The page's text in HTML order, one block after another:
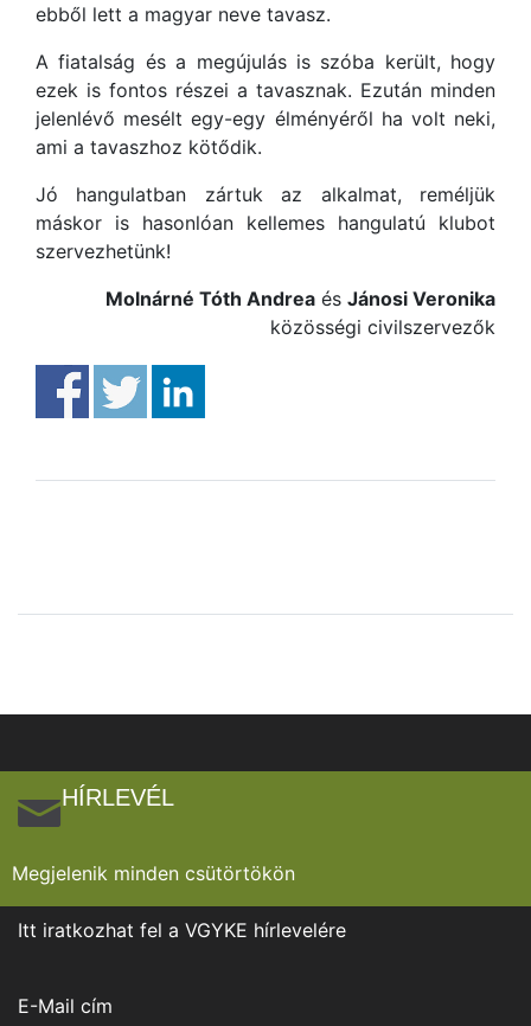
ebből lett a magyar neve tavasz.
A fiatalság és a megújulás is szóba került, hogy
ezek is fontos részei a tavasznak. Ezután minden
jelenlévő mesélt egy-egy élményéről ha volt neki,
ami a tavaszhoz kötődik.
Jó hangulatban zártuk az alkalmat, reméljük
máskor is hasonlóan kellemes hangulatú klubot
szervezhetünk!
Molnárné Tóth Andrea és Jánosi Veronika
közösségi civilszervezők
HÍRLEVÉL
Megjelenik minden csütörtökön
Itt iratkozhat fel a VGYKE hírlevelére
E-Mail cím